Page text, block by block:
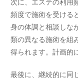
頻度で施術を受ける
身の体調と相談しな
類の異なる施術を組
得られます。計画的
最後に、継続的に同